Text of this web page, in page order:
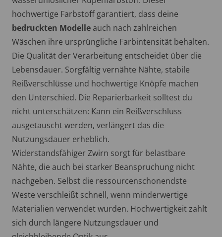
hochwertige Farbstoff garantiert, dass deine
bedruckten Modelleauch nach zahlreichen
Wäschen ihre ursprüngliche Farbintensität behalten.
Die Qualität der Verarbeitung entscheidet über die
Lebensdauer. Sorgfältig vernähte Nähte, stabile
Reißverschlüsse und hochwertige Knöpfe machen
den Unterschied. Die Reparierbarkeit solltest du
nicht unterschätzen: Kann ein Reißverschluss
ausgetauscht werden, verlängert das die
Nutzungsdauer erheblich.
Widerstandsfähiger Zwirn sorgt für belastbare
Nähte, die auch bei starker Beanspruchung nicht
nachgeben. Selbst die ressourcenschonendste
Weste verschleißt schnell, wenn minderwertige
Materialien verwendet wurden. Hochwertigkeit zahlt
sich durch längere Nutzungsdauer und